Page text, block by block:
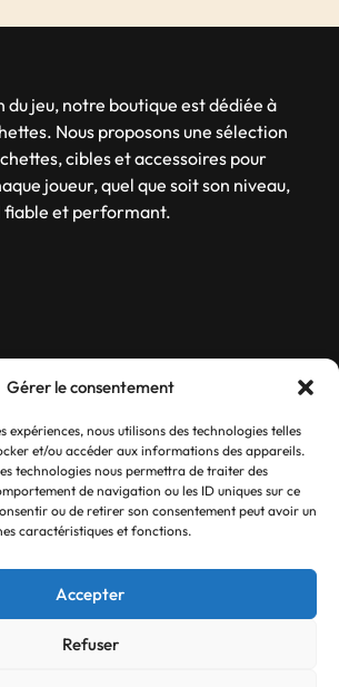
Gérer le consentement
expériences, nous utilisons des technologies telles
et/ou accéder aux informations des appareils.
technologies nous permettra de traiter des
de navigation ou les ID uniques sur ce
ou de retirer son consentement peut avoir un
caractéristiques et fonctions.
Accepter
Refuser
du jeu, notre boutique est dédiée à
Nous proposons une sélection
cibles et accessoires pour
joueur, quel que soit son niveau,
fiable et performant.
n’hésitez pas
Contact
Ti an Darts Tous droits réservés.
réalisé parMyck Digital